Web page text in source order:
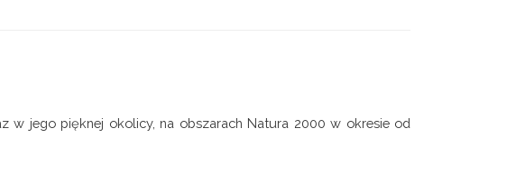
w jego pięknej okolicy, na obszarach Natura 2000 w okresie od